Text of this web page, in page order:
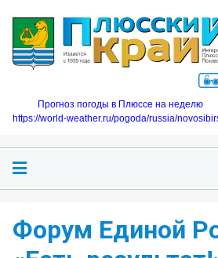
Прогноз погоды в Плюссе на неделю
https://world-weather.ru/pogoda/russia/
Форум Единой